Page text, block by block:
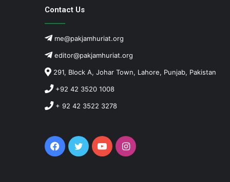
Contact Us
me@pakjamhuriat.org
editor@pakjamhuriat.org
291, Block A, Johar Town, Lahore, Punjab, Pakistan
+92 42 3520 1008
+ 92 42 3522 3278
Facebook
TwitterYouTubeInstagram